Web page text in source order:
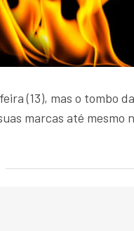
(13), mas o tombo da
marcas até mesmo